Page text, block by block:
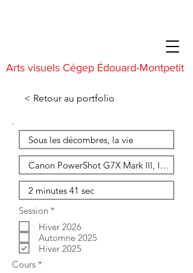
Arts visuels Cégep Édouard-Montpetit
< Retour au portfolio
Session *
l
i
g
a
Hiver 2026
Automne 2025
Hiver 2025
Cours *